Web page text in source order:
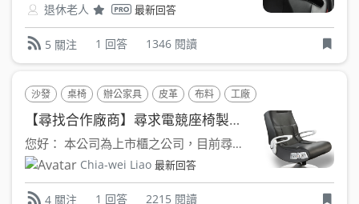
退休老人 最新回答
5 關注 1 回答 1346 閱讀
沙發 桌椅 辦公家具 皮革 布料 工廠
【尋找合作廠商】尋求電競座椅製造廠商
您好： 本公司為上市櫃之公司，目前尋求電競座椅的製造廠商...
Chia-wei Liao 最新回答
4 關注 1 回答 2215 閱讀